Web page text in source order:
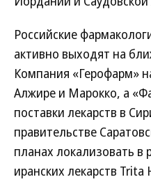
Российские
активно выходят на
Компания «Герофарм»
Алжире и Марокко, а
поставки лекарств в
правительстве
планах локализовать в
иранских лекарств